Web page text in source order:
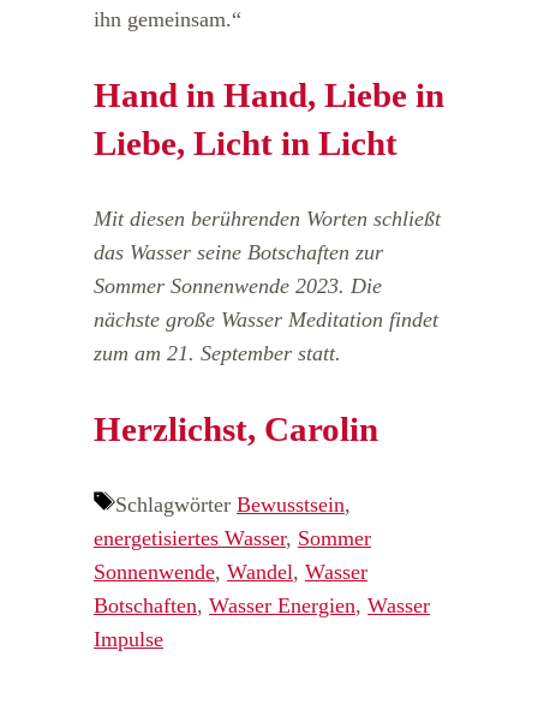
ihn gemeinsam.“
Hand in Hand, Liebe in
Liebe, Licht in Licht
Mit diesen berührenden Worten schließt
das Wasser seine Botschaften zur
Sommer Sonnenwende 2023. Die
nächste große Wasser Meditation findet
zum am 21. September statt.
Herzlichst, Carolin
Schlagwörter Bewusstsein,
energetisiertes Wasser, Sommer
Sonnenwende, Wandel, Wasser
Botschaften, Wasser Energien, Wasser
Impulse